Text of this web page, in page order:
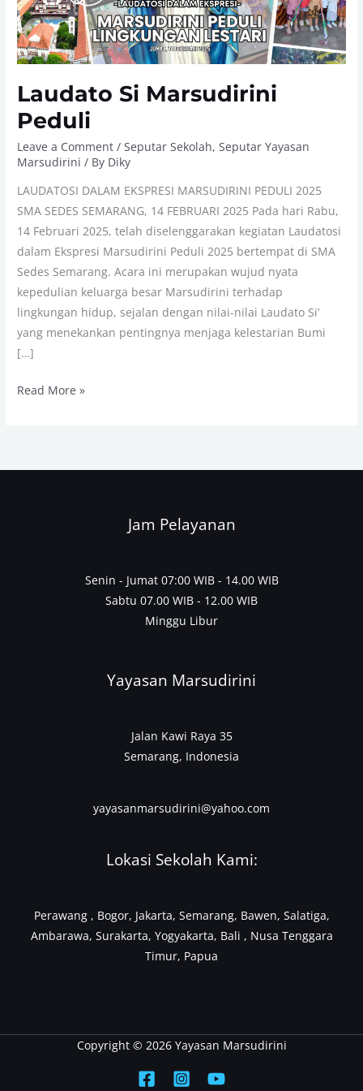
Laudato Si Marsudirini
Peduli
Leave a Comment /Seputar Sekolah,Seputar Yayasan
Marsudirini / By Diky
LAUDATOSI DALAM EKSPRESI MARSUDIRINI PEDULI 2025
SMA SEDES SEMARANG, 14 FEBRUARI 2025 Pada hari Rabu,
14 Februari 2025, telah diselenggarakan kegiatan Laudatosi
dalam Ekspresi Marsudirini Peduli 2025 bertempat di SMA
Sedes Semarang. Acara ini merupakan wujud nyata
kepedulian keluarga besar Marsudirini terhadap
lingkungan hidup, sejalan dengan nilai-nilai Laudato Si’
yang menekankan pentingnya menjaga kelestarian Bumi
[…]
Read More »
Jam Pelayanan
Senin - Jumat 07:00 WIB - 14.00 WIB
Sabtu 07.00 WIB - 12.00 WIB
Minggu Libur
Yayasan Marsudirini
Jalan Kawi Raya 35
Semarang, Indonesia
yayasanmarsudirini@yahoo.com
Lokasi Sekolah Kami:
Perawang , Bogor, Jakarta, Semarang, Bawen, Salatiga,
Ambarawa, Surakarta, Yogyakarta, Bali , Nusa Tenggara
Timur, Papua
Copyright © 2026 Yayasan Marsudirini